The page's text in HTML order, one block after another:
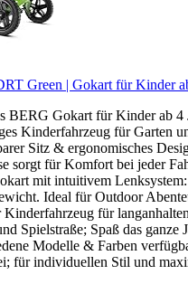
Green | Gokart für Kinder
BERG Gokart für Kinder ab 4
Kinderfahrzeug für Garten
Sitz & ergonomisches
sorgt für Komfort bei jeder
mit intuitivem
Ideal für Outdoor
Kinderfahrzeug für
Spielstraße; Spaß das ganze
Modelle & Farben
für individuellen Stil und